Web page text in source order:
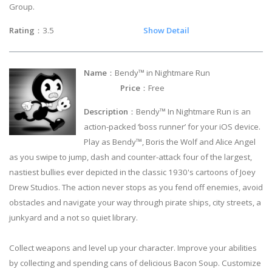
Group.
Rating ：3.5 Show Detail
Name ：Bendy™ in Nightmare Run
Price ：Free
Description ：Bendy™ In Nightmare Run is an
action-packed ‘boss runner’ for your iOS device.
Play as Bendy™, Boris the Wolf and Alice Angel
as you swipe to jump, dash and counter-attack four of the largest,
nastiest bullies ever depicted in the classic 1930's cartoons of Joey
Drew Studios. The action never stops as you fend off enemies, avoid
obstacles and navigate your way through pirate ships, city streets, a
junkyard and a not so quiet library.
Collect weapons and level up your character. Improve your abilities
by collecting and spending cans of delicious Bacon Soup. Customize